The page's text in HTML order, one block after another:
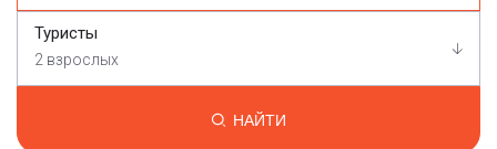
Туристы
2 взрослых
НАЙТИ